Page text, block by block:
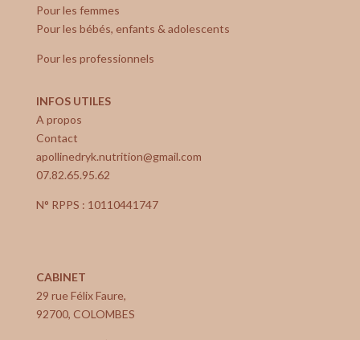
Pour les femmes
Pour les bébés, enfants & adolescents
Pour les professionnels
INFOS UTILES
A propos
Contact
apollinedryk.nutrition@gmail.com
07.82.65.95.62
N° RPPS : 10110441747
CABINET
29 rue Félix Faure,
92700, COLOMBES